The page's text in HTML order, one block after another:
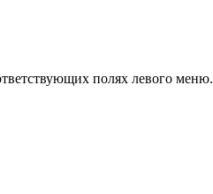
полях левого меню.